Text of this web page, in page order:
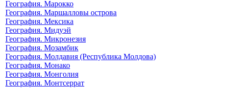
География. Марокко
География. Маршалловы острова
География. Мексика
География. Мидуэй
География. Микронезия
География. Мозамбик
География. Молдавия (Республика Молдова)
География. Монако
География. Монголия
География. Монтсеррат